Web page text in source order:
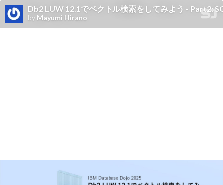
Db2 LUW 12.1でベクトル検索をしてみよう - Part2:
by Mayumi Hirano